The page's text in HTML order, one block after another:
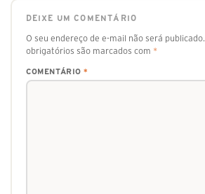
DEIXE UM COMENTÁRIO
O seu endereço de e-mail não será publicado.
obrigatórios são marcados com *
COMENTÁRIO *